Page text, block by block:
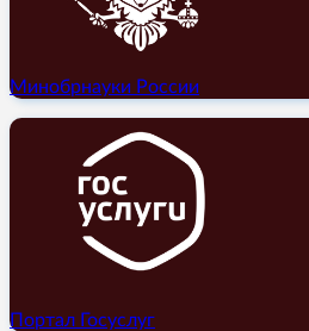
Минобрнауки России
Портал Госуслуг